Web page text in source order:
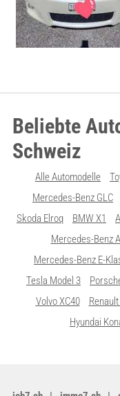
Beliebte
Schweiz
Alle Automodelle
Mercedes-Benz GLC
Skoda Elroq
BMW X1
Mercedes-Benz
Mercedes-Benz E-
Tesla Model 3
Volvo XC40
Hyundai